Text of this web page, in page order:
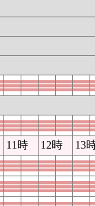
11時 12時
13